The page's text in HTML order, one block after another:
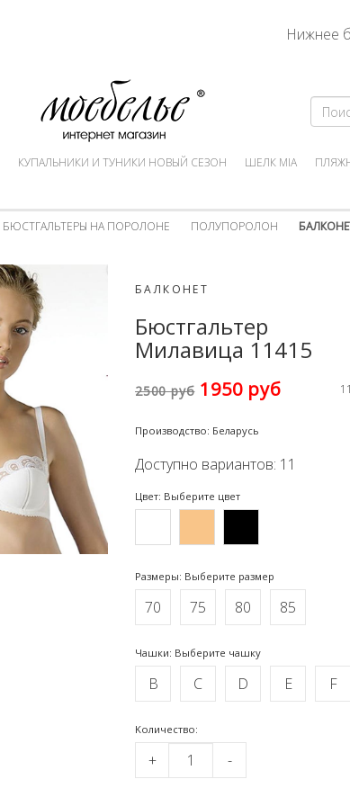
Нижнее
КУПАЛЬНИКИ И ТУНИКИ НОВЫЙ СЕЗОН ШЕЛК MIA
БЮСТГАЛЬТЕРЫ НА ПОРОЛОНЕ ПОЛУПОРОЛОН
БАЛКОНЕТ
Бюстгальтер
Милавица 11415
2500 руб1950 руб
Производство: Беларусь
Доступно вариантов: 11
Цвет: Выберите цвет
Размеры: Выберите размер
70 75 80 85
Чашки: Выберите чашку
B C D E F
Kоличество:
+ -